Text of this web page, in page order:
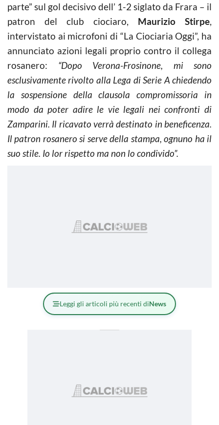
parte” sul gol decisivo dell’ 1-2 siglato da Frara – il
patron del club ciociaro, Maurizio Stirpe,
intervistato ai microfoni di “La Ciociaria Oggi”, ha
annunciato azioni legali proprio contro il collega
rosanero: “Dopo Verona-Frosinone, mi sono
esclusivamente rivolto alla Lega di Serie A chiedendo
la sospensione della clausola compromissoria in
modo da poter adire le vie legali nei confronti di
Zamparini. Il ricavato verrà destinato in beneficenza.
Il patron rosanero si serve della stampa, ognuno ha il
suo stile. Io lor rispetto ma non lo condivido”.
Leggi gli articoli più recenti diNews